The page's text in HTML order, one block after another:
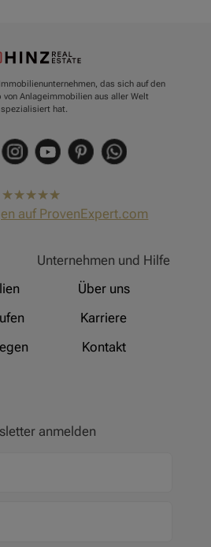
das sich auf den
von Anlageimmobilien aus aller Welt
spezialisiert hat.
hat4,91
von5
auf ProvenExpert.com
Unternehmen und Hilfe
Über uns
Karriere
Kontakt
anmelden